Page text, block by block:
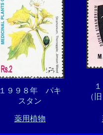
１９９８年 パキ
スタン
（
薬用植物